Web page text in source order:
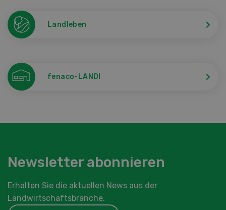
Landleben
fenaco-LANDI
Newsletter abonnieren
Erhalten Sie die aktuellen News aus der
Landwirtschaftsbranche.